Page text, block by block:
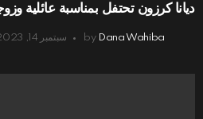
ديانا كرزون تحتفل بمناسبة عائلية
by Dana Wahiba سبتمبر 14, 2023, 2:39 م